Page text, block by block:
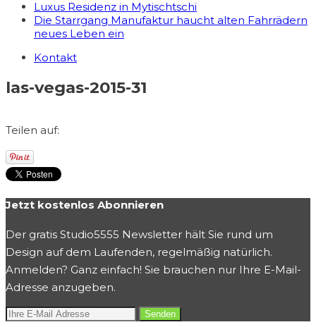
Luxus Residenz in Mytischtschi
Die Starrgang Manufaktur haucht alten Fahrrädern
neues Leben ein
Kontakt
las-vegas-2015-31
Teilen auf:
Jetzt kostenlos Abonnieren
Der gratis Studio5555 Newsletter hält Sie rund um
Design auf dem Laufenden, regelmäßig natürlich.
Anmelden? Ganz einfach! Sie brauchen nur Ihre E-Mail-
Adresse anzugeben.